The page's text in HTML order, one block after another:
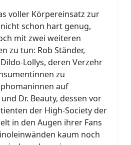
voller Körpereinsatz zur
schon hart genug,
mit zwei weiteren
zu tun: Rob Ständer,
Lollys, deren Verzehr
zu
auf
Dr. Beauty, dessen vor
der High-Society der
in den Augen ihrer Fans
kaum noch